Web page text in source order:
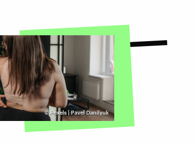
© Pexels | Pavel Danilyuk